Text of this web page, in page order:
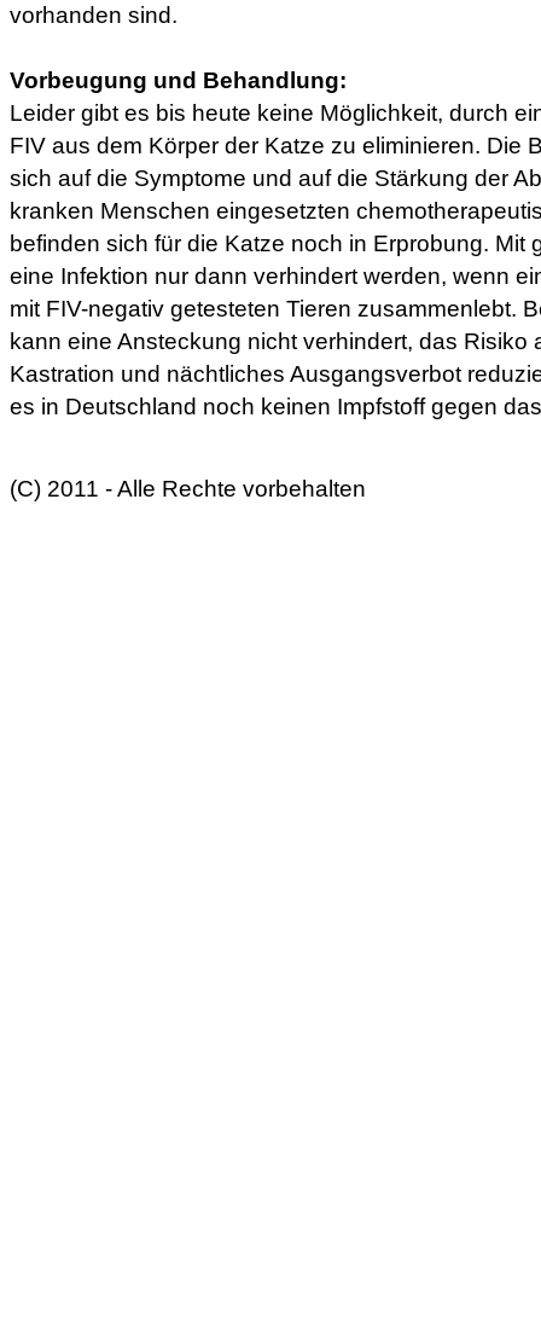
vorhanden sind.
Vorbeugung und Behandlung:
Leider gibt es bis heute keine Möglichkeit, durch
FIV aus dem Körper der Katze zu eliminieren. Die
sich auf die Symptome und auf die Stärkung der
kranken Menschen eingesetzten
befinden sich für die Katze noch in Erprobung. Mit
eine Infektion nur dann verhindert werden, wenn
mit FIV-negativ getesteten Tieren zusammenlebt.
kann eine Ansteckung nicht verhindert, das Risiko
Kastration und nächtliches Ausgangsverbot
es in Deutschland noch keinen Impfstoff gegen
(C) 2011 - Alle Rechte vorbehalten